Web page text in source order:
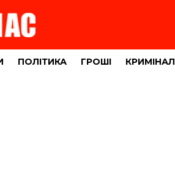
ПОЛІТИКА ГРОШІ КРИМІНАЛ